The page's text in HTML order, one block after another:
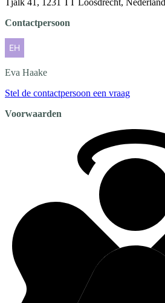
Tjalk 41, 1231 TT Loosdrecht, Nederland
Contactpersoon
Eva Haake
Stel de contactpersoon een vraag
Voorwaarden